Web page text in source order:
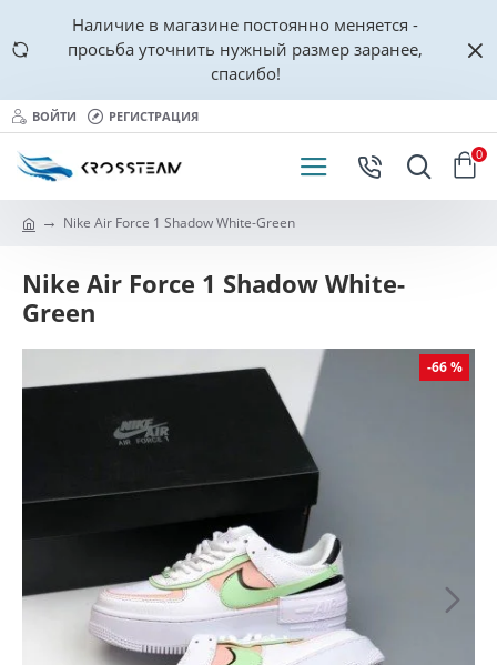
Наличие в магазине постоянно меняется -
просьба уточнить нужный размер заранее,
спасибо!
ВОЙТИ РЕГИСТРАЦИЯ
0
Nike Air Force 1 Shadow White-Green
Nike Air Force 1 Shadow White-
Green
-66 %